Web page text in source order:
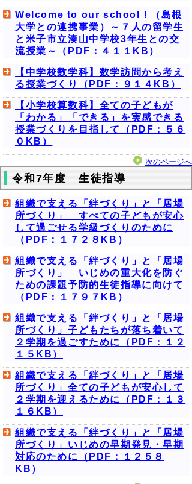
Welcome to our school！（島根
大学との連携事業）～７人の留学生
と米子市立湊山中学校3年生との交
流授業～（PDF：４１１KB）
【中学校数学科】数学訪問から考え
る授業づくり（PDF：９１４KB）
【小学校算数科】全ての子どもが
「わかる」「できる」を実感できる
授業づくりを目指して（PDF：５６
０KB）
次のページへ
令和7年度 生徒指導
組織で支える「絆づくり」と「居場
所づくり」 すべての子どもが安心
して過ごせる学級づくりのために
（PDF：１７２８KB）
組織で支える「絆づくり」と「居場
所づくり」 いじめの重大化を防ぐ
ための課題予防的生徒指導に向けて
（PDF：１７９７KB）
組織で支える「絆づくり」と「居場
所づくり」子どもたちが落ち着いて
２学期を過ごすために（PDF：１２
１５KB）
組織で支える「絆づくり」と「居場
所づくり」全ての子どもが安心して
２学期を迎えるために（PDF：１３
１６KB）
組織で支える「絆づくり」と「居場
所づくり」いじめの早期発見・早期
対応のために（PDF：１２５８
KB）